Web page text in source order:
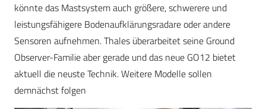
könnte das Mastsystem auch größere, schwerere und
leistungsfähigere Bodenaufklärungsradare oder andere
Sensoren aufnehmen. Thales überarbeitet seine Ground
Observer-Familie aber gerade und das neue GO12 bietet
aktuell die neuste Technik. Weitere Modelle sollen
demnächst folgen